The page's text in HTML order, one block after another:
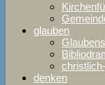
glauben
denken